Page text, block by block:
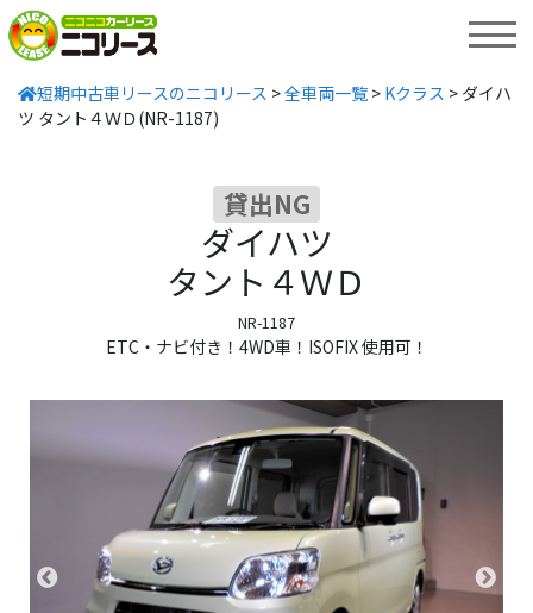
短期中古車リースのニコリース >全車両一覧 > Kクラス > ダイハ
ツ タント４ＷＤ(NR-1187)
貸出NG
ダイハツ
タント４ＷＤ
NR-1187
ETC・ナビ付き！4WD車！ISOFIX 使用可！